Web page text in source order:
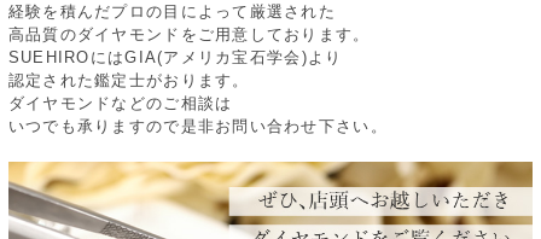
経験を積んだプロの目によって厳選された
高品質のダイヤモンドをご用意しております。
SUEHIROにはGIA(アメリカ宝石学会)より
認定された鑑定士がおります。
ダイヤモンドなどのご相談は
いつでも承りますので是非お問い合わせ下さい。